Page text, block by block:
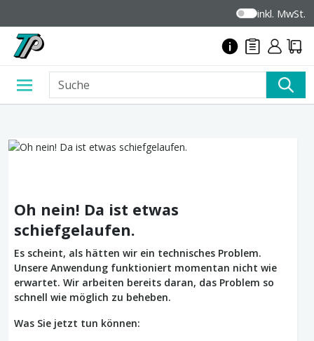
inkl. MwSt.
Oh nein! Da ist etwas
schiefgelaufen.
Es scheint, als hätten wir ein technisches Problem.
Unsere Anwendung funktioniert momentan nicht wie
erwartet. Wir arbeiten bereits daran, das Problem so
schnell wie möglich zu beheben.
Was Sie jetzt tun können: